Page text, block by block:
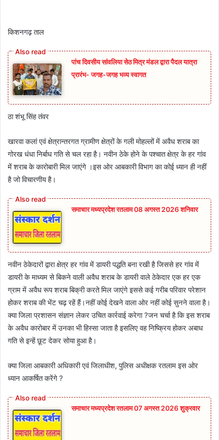
किशनगढ़ ताल
पांच दिवसीय सांवलिया सेठ मित्र मंडल द्वारा पैदल यात्रा
प्रारंभ- जगह-जगह भव्य स्वागत
ठा शंभू सिंह तंवर
खारवा कलां एवं क्षेत्रान्तरगत ग्रामीण क्षेत्रों के गली मोहल्लों में अवैध शराब का
गोरख धंधा निर्बाध गति से चल रहा है। नवीन ठेके होने के पश्चात क्षेत्र के हर गांव
में शराब के कारोबारी मिल जाएंगे ।इस ओर आबकारी विभाग का कोई ध्यान ही नहीं
है जो विचारणीय है।
समाचार मध्यप्रदेश रतलाम 08 अगस्त 2026 शनिवार
नवीन ठेकेदारों द्वारा क्षेत्र हर गांव में डायरी पद्धति बना रखी है जिससे हर गांव में
डायरी के माध्यम से बिकने वाली अवैध शराब के डायरी वाले ठेकेदार एक हर एक
ग्राम में अवैध रूप शराब बिक्री करते मिल जाएंगे इससे कई गरीब परिवार परेशान
होकर शराब की भेंट चढ़ रहें हैं।नहीं कोई देखने वाला ओर नहीं कोई सुनने वाला है।
क्या जिला प्रशासन संज्ञान लेकर उचित कार्रवाई करेगा ?जन चर्चा है कि इस शराब
के अवैध कारोबार में उनका भी हिस्सा जाता है इसलिए वह निष्क्रिय होकर अबाध
गति से इन्हें छूट देकर सोया हुआ है।
क्या जिला आबकारी अधिकारी एवं जिलाधीश, पुलिस अधीक्षक रतलाम इस ओर
ध्यान आकर्षित करेंगे ?
समाचार मध्यप्रदेश रतलाम 07 अगस्त 2026 शुक्रवार